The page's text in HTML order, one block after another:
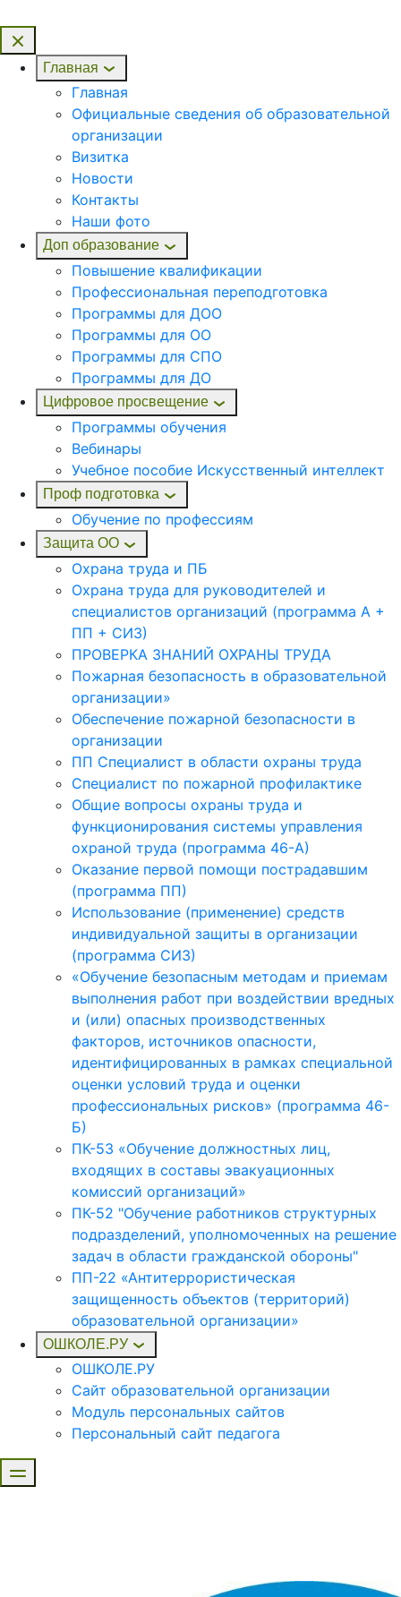
Главная
Главная
Официальные сведения об образовательной
организации
Визитка
Новости
Контакты
Наши фото
Доп образование
Повышение квалификации
Профессиональная переподготовка
Программы для ДОО
Программы для ОО
Программы для СПО
Программы для ДО
Цифровое просвещение
Программы обучения
Вебинары
Учебное пособие Искусственный интеллект
Проф подготовка
Обучение по профессиям
Защита ОО
Охрана труда и ПБ
Охрана труда для руководителей и
специалистов организаций (программа А +
ПП + СИЗ)
ПРОВЕРКА ЗНАНИЙ ОХРАНЫ ТРУДА
Пожарная безопасность в образовательной
организации»
Обеспечение пожарной безопасности в
организации
ПП Специалист в области охраны труда
Специалист по пожарной профилактике
Общие вопросы охраны труда и
функционирования системы управления
охраной труда (программа 46-А)
Оказание первой помощи пострадавшим
(программа ПП)
Использование (применение) средств
индивидуальной защиты в организации
(программа СИЗ)
«Обучение безопасным методам и приемам
выполнения работ при воздействии вредных
и (или) опасных производственных
факторов, источников опасности,
идентифицированных в рамках специальной
оценки условий труда и оценки
профессиональных рисков» (программа 46-
Б)
ПК-53 «Обучение должностных лиц,
входящих в составы эвакуационных
комиссий организаций»
ПК-52 "Обучение работников структурных
подразделений, уполномоченных на решение
задач в области гражданской обороны"
ПП-22 «Антитеррористическая
защищенность объектов (территорий)
образовательной организации»
ОШКОЛЕ.РУ
ОШКОЛЕ.РУ
Сайт образовательной организации
Модуль персональных сайтов
Персональный сайт педагога